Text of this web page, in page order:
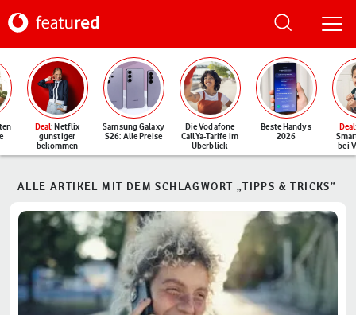
Deal: Netflix
günstiger
bekommen
Samsung Galaxy
S26: Alle Preise
Die Vodafone
CallYa-Tarife im
Überblick
Beste Handys
2026
Deal
bei
ALLE ARTIKEL MIT DEM SCHLAGWORT „TIPPS & TRICKS“